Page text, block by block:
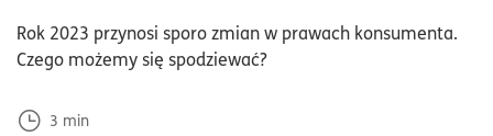
Rok 2023 przynosi sporo zmian w prawach konsumenta.
Czego możemy się spodziewać?
3 min